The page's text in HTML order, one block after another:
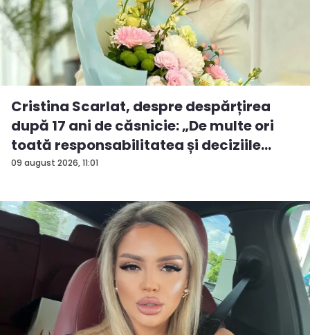
09 august 2026, 11:01
Cristina Scarlat, despre despărțirea
după 17 ani de căsnicie: „De multe ori
toată responsabilitatea și deciziile
erau...